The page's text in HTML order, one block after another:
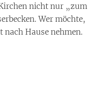
nicht nur „zum
Wer möchte,
Hause nehmen.